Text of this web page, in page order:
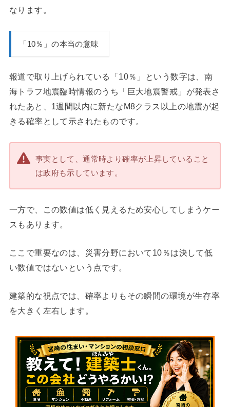
なります。
「10％」の本当の意味
報道で取り上げられている「10％」という数字は、南
海トラフ地震臨時情報のうち「巨大地震警戒」が発表さ
れたあと、1週間以内に新たなM8クラス以上の地震が起
きる確率として示されたものです。
事実として、通常時より確率が上昇していること
は政府も示しています。
一方で、この数値は低く見えるため安心してしまうケー
スもあります。
ここで重要なのは、災害分野において10％は決して低
い数値ではないという点です。
建築的な視点では、確率よりもその瞬間の環境が生存率
を大きく左右します。